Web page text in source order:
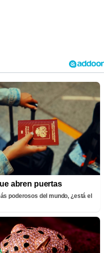
abren puertas
poderosos del mundo, ¿está el